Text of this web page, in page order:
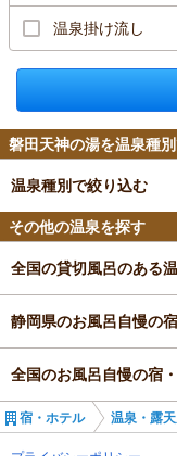
温泉掛け流し
磐田天神の湯を温泉種
温泉種別で絞り込む
その他の温泉を探す
全国の貸切風呂のある
静岡県のお風呂自慢の
全国のお風呂自慢の宿
宿・ホテル 温泉・露